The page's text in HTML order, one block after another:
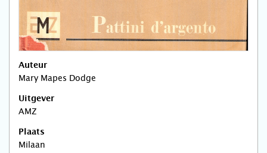
Auteur
Mary Mapes Dodge
Uitgever
AMZ
Plaats
Milaan